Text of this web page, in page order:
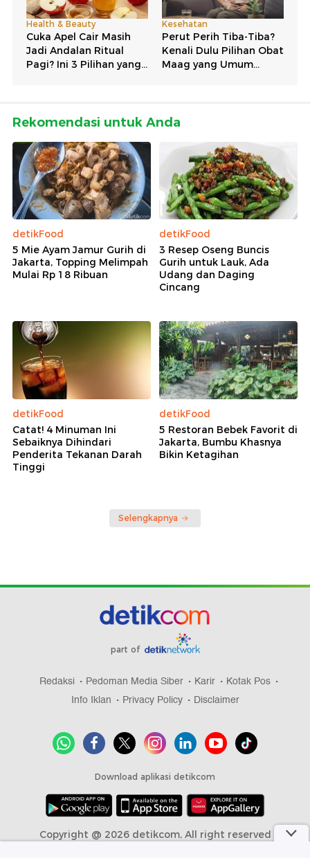
Rekomendasi untuk Anda
detikFood
5 Mie Ayam Jamur Gurih di
Jakarta, Topping Melimpah
Mulai Rp 18 Ribuan
detikFood
3 Resep Oseng Buncis
Gurih untuk Lauk, Ada
Udang dan Daging
Cincang
detikFood
Catat! 4 Minuman Ini
Sebaiknya Dihindari
Penderita Tekanan Darah
Tinggi
detikFood
5 Restoran Bebek Favorit di
Jakarta, Bumbu Khasnya
Bikin Ketagihan
Selengkapnya
part of
Redaksi Pedoman Media Siber Karir
Kotak Pos
Info Iklan
Privacy Policy Disclaimer
Download aplikasi detikcom
Copyright @ 2026 detikcom, All right reserved